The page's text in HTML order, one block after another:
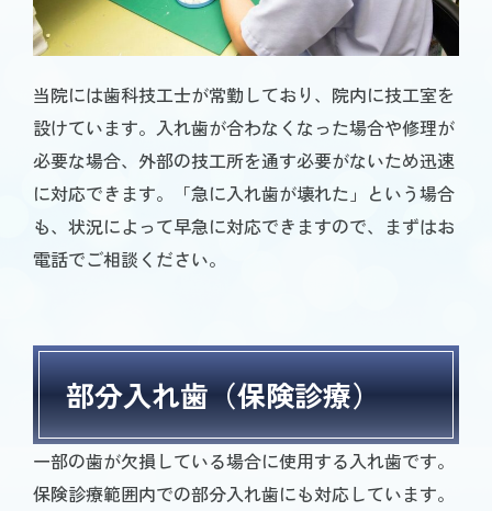
当院には歯科技工士が常勤しており、院内に技工室を
設けています。入れ歯が合わなくなった場合や修理が
必要な場合、外部の技工所を通す必要がないため迅速
に対応できます。「急に入れ歯が壊れた」という場合
も、状況によって早急に対応できますので、まずはお
電話でご相談ください。
部分入れ歯（保険診療）
一部の歯が欠損している場合に使用する入れ歯です。
保険診療範囲内での部分入れ歯にも対応しています。